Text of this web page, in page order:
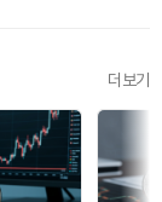
더보기